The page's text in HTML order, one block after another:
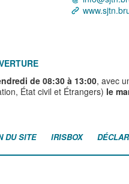
de 08:30 à 13:00, avec
État civil et Étrangers) le
DU SITE IRISBOX